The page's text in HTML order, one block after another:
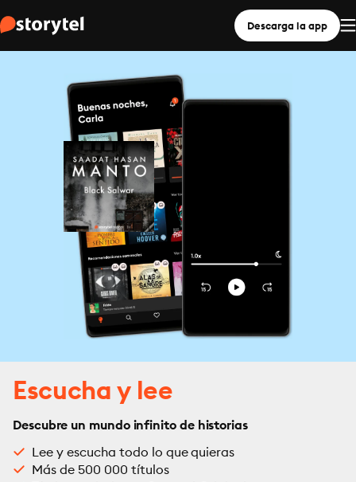
Descarga la app
Escucha y lee
Descubre un mundo infinito de historias
Lee y escucha todo lo que quieras
Más de 500 000 títulos